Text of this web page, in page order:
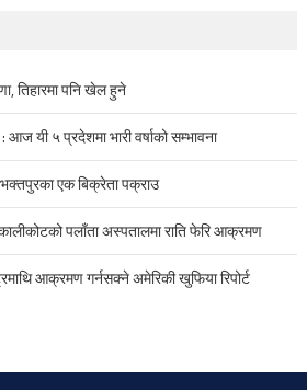
तिहारमा पनि खेल हुने
यी ५ प्रदेशमा भारी वर्षाको सम्भावना
एक बिक्रेता पक्राउ
पलाँता अस्पतालमा राति फेरि आक्रमण
आक्रमण गर्नसक्ने अमेरिकी खुफिया रिपोर्ट